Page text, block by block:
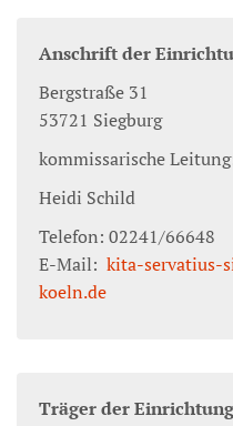
Anschrift der
Bergstraße 31
53721 Siegburg
kommissarische
Heidi Schild
Telefon: 02241/66648
E-Mail: kita-servatius-
koeln.de
Träger der Einrichtung